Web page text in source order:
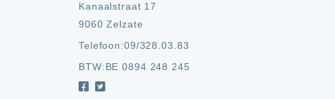
Kanaalstraat 17
9060 Zelzate
Telefoon:09/328.03.83
BTW:BE 0894 248 245